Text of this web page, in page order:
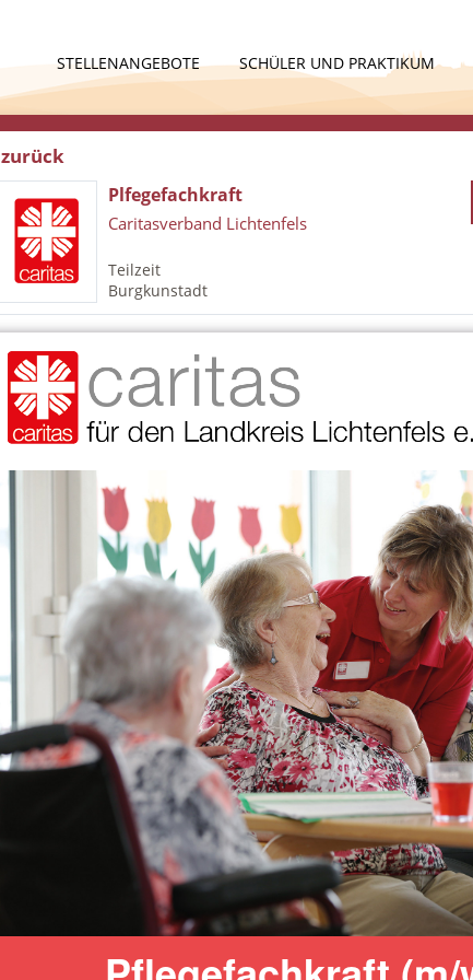
STELLENANGEBOTE SCHÜLER UND PRAKTIKUM
zurück
Plfegefachkraft
Caritasverband Lichtenfels
Teilzeit
Burgkunstadt